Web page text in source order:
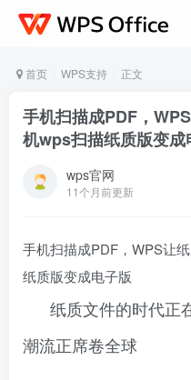
首页 WPS支持 正文
手机扫描成PDF，
机wps扫描纸质版变成
wps官网
11个月前更新
手机扫描成PDF，WPS让
纸质版变成电子版
纸质文件的时代正
潮流正席卷全球